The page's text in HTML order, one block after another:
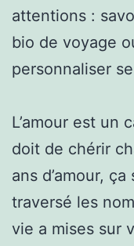
attentions :
bio de voyage
personnaliser
L’amour est un
doit de chérir
ans d’amour,
traversé les
vie a mises sur